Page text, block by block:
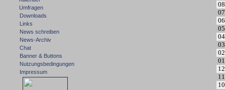
Umfragen
Downloads
Links
News schreiben
News-Archiv
Chat
Banner & Buttons
Nutzungsbedingungen
Impressum